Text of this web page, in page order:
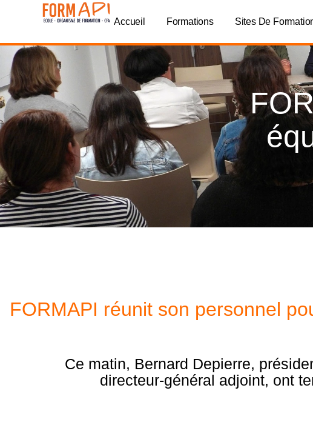
Accueil Formations Sites De
FORMAPI réunit son personnel
Ce matin, Bernard Depierre,
directeur-général adjoint, ont
Panneau de gestion des cookies